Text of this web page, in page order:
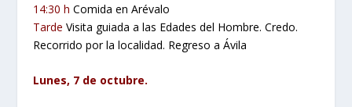
14:30 h Comida en Arévalo
Tarde Visita guiada a las Edades del Hombre. Credo.
Recorrido por la localidad. Regreso a Ávila
Lunes, 7 de octubre.